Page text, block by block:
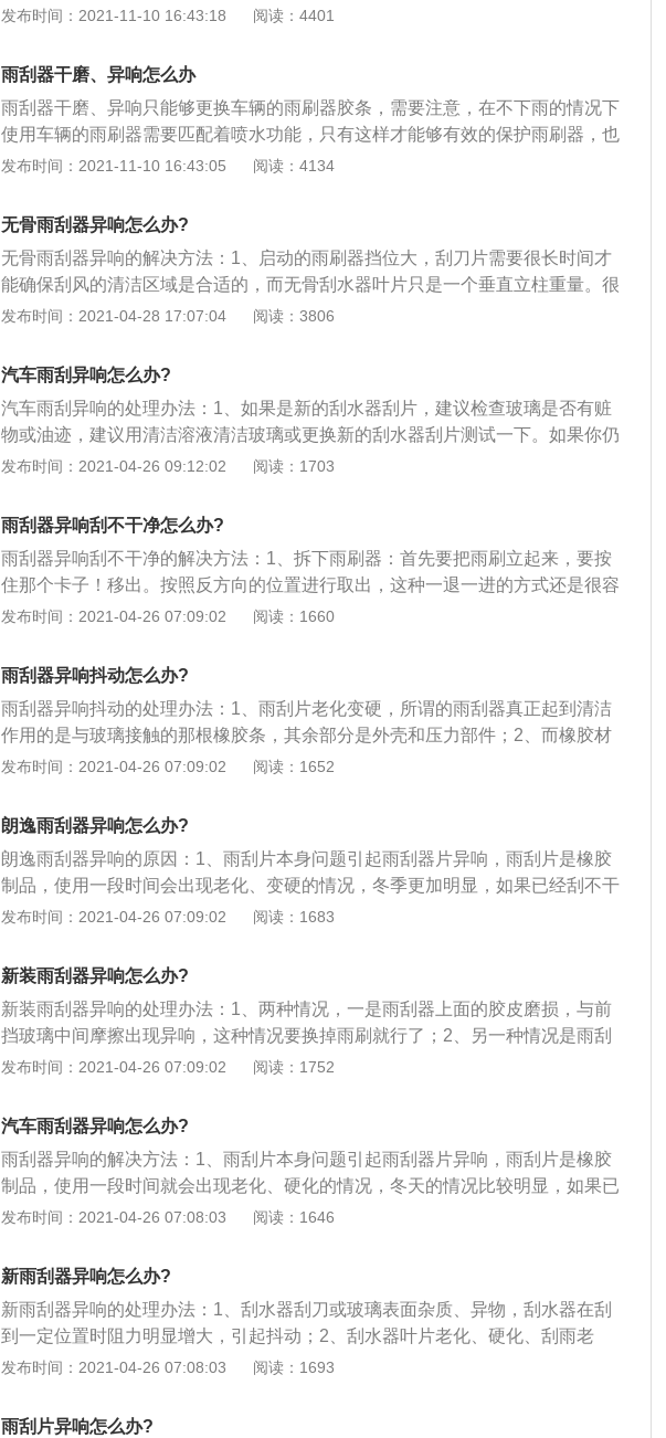
存在硬化现象。玻璃上有油渍也会造成雨刮器异响，这时候就要用清洁剂祛除油
加使用寿命，避免对玻璃造成损伤。避免长时间的暴晒，雨刮器温度过高时，容
易加速雨刮片的老化。名图是北京现代品牌旗下一款中型轿车，它的车身长度是
4710mm，宽度是1820mm，高度是1470mm，轴距是2770mm。动力方面，名图
载搭1.8L自然吸气发动机和1.6T涡轮增压发动机，分别匹配手自一体变速箱和双
离合变速箱。汽车内部配置有发动机电子防盗、遥控钥匙、无钥匙启动系统、定
发布时间：2021-11-10 16:43:18 阅读：4401
雨刮器干磨、异响怎么办
雨刮器干磨、异响只能够更换车辆的雨刷器胶条，需要注意，在不下雨的情况下
使用车辆的雨刷器需要匹配着喷水功能，只有这样才能够有效的保护雨刷器，也
能够清理车辆的风挡玻璃。机动车辆的雨刮器干磨是指在没有玻璃水的情况下，
出现堵塞，雨刮器产生的异响，有很多可能是雨刮器变硬变老或者是已经老化需
要更换，发现雨刮器出现异响的情况，可以去更换一下雨刮胶条，更换之后问题
就会解决。
发布时间：2021-11-10 16:43:05 阅读：4134
无骨雨刮器异响怎么办?
无骨雨刮器异响的解决方法：1、启动的雨刷器挡位大，刮刀片需要很长时间才
能确保刮风的清洁区域是合适的，而无骨刮水器叶片只是一个垂直立柱重量。很
难保证在末梢不发生震颤，而这种震颤是异常声音的重要因素；2、废气污染，
方很干燥，而且那些沾有灰尘的油膜会变得涩，影响玻璃上刀片的光滑度；3、
老化叶片会弯曲和硬化，这也是声音中的一个重要因素。叶片老化后（因为刮水
器臂的压力垂直一侧，导致刮水器叶片变形）和玻璃的出现与刮水器叶片的变形
接触，加上玻璃不易去除不规则的油膜等干扰因素。RS直接导致叶片很容易在玻
璃表面产生“跳跃”，从而产生不规则的振动。
发布时间：2021-04-28 17:07:04 阅读：3806
汽车雨刮异响怎么办?
汽车雨刮异响的处理办法：1、如果是新的刮水器刮片，建议检查玻璃是否有赃
物或油迹，建议用清洁溶液清洁玻璃或更换新的刮水器刮片测试一下。如果你仍
然有噪音，用扳手之类的东西调整刮水器臂的角度。建议去修理车间用特殊的工
在挡风玻璃上跳动，导致异常声音。如果刮水器叶片是正常的，你需要调整刮水
器臂的角度，刮水器叶片垂直于挡风玻璃平面；3、可以自己找一对钳子，在刮
水器臂上垫上一块抹布，然后用钳子捏一下，用力折断一个，尽量使刮水器叶片
垂直于挡风玻璃平面。或者干脆去车库把它调好。
发布时间：2021-04-26 09:12:02 阅读：1703
雨刮器异响刮不干净怎么办?
雨刮器异响刮不干净的解决方法：1、拆下雨刷器：首先要把雨刷立起来，要按
住那个卡子！移出。按照反方向的位置进行取出，这种一退一进的方式还是很容
易操作的；2、准备水砂纸和一盘清水：水砂纸主要用于汽车、家具、等零件的
待5分钟后，用水砂纸轻轻打磨雨刮器的胶条，除去胶条上的灰尘颗粒。待清洁
干净后，就可以装回去了。
发布时间：2021-04-26 07:09:02 阅读：1660
雨刮器异响抖动怎么办?
雨刮器异响抖动的处理办法：1、雨刮片老化变硬，所谓的雨刮器真正起到清洁
作用的是与玻璃接触的那根橡胶条，其余部分是外壳和压力部件；2、而橡胶材
质的雨刮片直接暴露在空气中，直接面对各种恶劣天气，所以老化的速度是非常
这种情况没有好办法，直接更换雨刮器。建议选择无骨雨刷，价格50元左右一对
效果就算可以，没有必要选择所谓的名牌；4、实测过博世、贵万江、法雷奥，
实际效果和使用寿命并没有比一般的产品优秀在哪，雨刮器本身是易损件选择性
价比高的吧。
发布时间：2021-04-26 07:09:02 阅读：1652
朗逸雨刮器异响怎么办?
朗逸雨刮器异响的原因：1、雨刮片本身问题引起雨刮器片异响，雨刮片是橡胶
制品，使用一段时间会出现老化、变硬的情况，冬季更加明显，如果已经刮不干
净了，最简单有效的解决办法就是直接更换新的雨刮片。一般雨刮片建议一到两
器时，会出现雨刮片和前风挡玻璃发生摩擦的尖锐声音，车主可以检查清理一下
雨刮片或雨刮下边的异物，保证雨刮片部位清洁；3、雨刮连杆衬套摩擦发出的
声音，车龄久了雨刮连杆机构会出现老化，雨刮臂弹簧弹性下降，衬套也会随之
磨损，甚至脱落。请检查雨刮臂或雨刮连杆衬套；4、雨刮电机发出的异响，如
果雨刮电机自身发出异响，很有可能是电机寿命终止前的表现，建议到专业的维
发布时间：2021-04-26 07:09:02 阅读：1683
新装雨刮器异响怎么办?
新装雨刮器异响的处理办法：1、两种情况，一是雨刮器上面的胶皮磨损，与前
挡玻璃中间摩擦出现异响，这种情况要换掉雨刷就行了；2、另一种情况是雨刮
器的电机需要保养了。我以前也遇到过这样的问题。后来4s店里找的虎头hotolub
没有异响了；3、这种专用润滑油清澈透明，无色无味，耐低温，不沾染灰尘。
舔毛有30毫升尖嘴小油瓶，使用方便。希望能够吃到你的小鸡炖蘑菇，帮你解除
烦恼。
发布时间：2021-04-26 07:09:02 阅读：1752
汽车雨刮器异响怎么办?
雨刮器异响的解决方法：1、雨刮片本身问题引起雨刮器片异响，雨刮片是橡胶
制品，使用一段时间就会出现老化、硬化的情况，冬天的情况比较明显，如果已
经刮不干净了，最简单有效的解决方案是直接更换新雨刮片。一般雨刮片建议更
器时，会出现雨刮片和前风挡玻璃发生摩擦的尖锐噪音，车主可以检查雨刮器或
雨刮器下异物的清洁情况，保证雨刮片部位清洁；3、雨刮连杆衬套摩擦发出的
声音，时间久了雨刮连杆机构会出现老化，会使雨刮臂弹簧弹性下降，衬套也会
随之磨损，甚至脱落，请检查雨刷臂或雨刷连杆衬套。
发布时间：2021-04-26 07:08:03 阅读：1646
新雨刮器异响怎么办?
新雨刮器异响的处理办法：1、刮水器刮刀或玻璃表面杂质、异物，刮水器在刮
到一定位置时阻力明显增大，引起抖动；2、刮水器叶片老化、硬化、刮雨老
化、硬化，导致与玻璃不太合适；3、刮水器与玻璃接触面不合理，一些橡胶条
抖动。
发布时间：2021-04-26 07:08:03 阅读：1693
雨刮片异响怎么办?